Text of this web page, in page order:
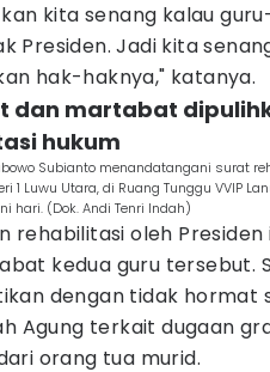
kita senang kalau
Presiden. Jadi kita
hak-haknya," katanya.
dan martabat
hukum
Subianto menandatangani surat
1 Luwu Utara, di Ruang Tunggu VVIP
hari. (Dok. Andi Tenri Indah)
rehabilitasi oleh
kedua guru tersebut.
dengan tidak hormat
Agung terkait dugaan
orang tua murid.